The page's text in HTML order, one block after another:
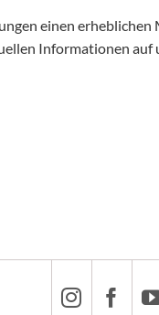
einen
Informationen auf